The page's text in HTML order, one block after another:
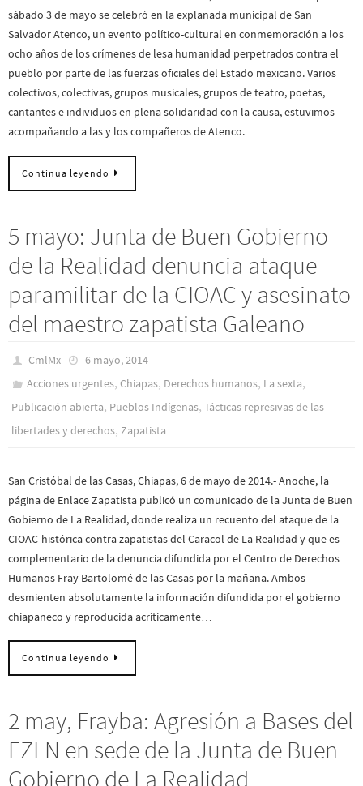
sábado 3 de mayo se celebró en la explanada municipal de San
Salvador Atenco, un evento político-cultural en conmemoración a los
ocho años de los crímenes de lesa humanidad perpetrados contra el
pueblo por parte de las fuerzas oficiales del Estado mexicano. Varios
colectivos, colectivas, grupos musicales, grupos de teatro, poetas,
cantantes e individuos en plena solidaridad con la causa, estuvimos
acompañando a las y los compañeros de Atenco.…
Continua leyendo
5 mayo: Junta de Buen Gobierno
de la Realidad denuncia ataque
paramilitar de la CIOAC y asesinato
del maestro zapatista Galeano
CmlMx
6 mayo, 2014
Acciones urgentes,Chiapas, Derechos humanos, La sexta,
Publicación abierta, Pueblos Indí­genas, Tácticas represivas de las
libertades y derechos, Zapatista
San Cristóbal de las Casas, Chiapas, 6 de mayo de 2014.- Anoche, la
página de Enlace Zapatista publicó un comunicado de la Junta de Buen
Gobierno de La Realidad, donde realiza un recuento del ataque de la
CIOAC-histórica contra zapatistas del Caracol de La Realidad y que es
complementario de la denuncia difundida por el Centro de Derechos
Humanos Fray Bartolomé de las Casas por la mañana. Ambos
desmienten absolutamente la información difundida por el gobierno
chiapaneco y reproducida acríticamente…
Continua leyendo
2 may, Frayba: Agresión a Bases del
EZLN en sede de la Junta de Buen
Gobierno de La Realidad